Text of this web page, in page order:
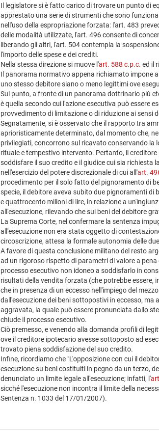
Il legislatore si è fatto carico di trovare un punto di
apprestato una serie di strumenti che sono
nell'uso della espropriazione forzata: l'art. 483
delle modalità utilizzate, l'art. 496 consente di
liberando gli altri, l'art. 504 contempla la
l'importo delle spese e dei crediti.
Nella stessa direzione si muove l'art. 588 c.p.c. ed il
Il panorama normativo appena richiamato impone
uno stesso debitore siano o meno legittimi ove
Sul punto, a fronte di un panorama dottrinario più
è quella secondo cui l'azione esecutiva può essere
provvedimento di limitazione o di riduzione ai sensi
Segnatamente, si è osservato che il rapporto tra
aprioristicamente determinato, dal momento che,
privilegiati, concorrono sul ricavato conservando la
rituale e tempestivo intervento. Pertanto, il
soddisfare il suo credito e il giudice cui sia richiesta
nell'esercizio del potere discrezionale di cui all'art.
procedimento per il solo fatto del pignoramento di
specie, il debitore aveva subito due pignoramenti
e quattrocento milioni di lire, in relazione a
all'esecuzione, rilevando che sui beni del debitore
La Suprema Corte, nel confermare la sentenza
all'esecuzione non era stata oggetto di
circoscrizione, attesa la formale autonomia delle
A favore di questa conclusione militano del resto
ad un rigoroso rispetto di parametri di valore a
processo esecutivo non idoneo a soddisfarlo in
risultati della vendita forzata (che potrebbe
che in presenza di un eccesso nell'impiego del
dall'esecuzione dei beni sottopostivi in eccesso,
aggravata, la quale può essere pronunciata dallo
chiude il processo esecutivo.
Ciò premesso, e venendo alla domanda profili di
ove il creditore ipotecario avesse sottoposto ad
trovato piena soddisfazione del suo credito.
Infine, ricordiamo che "L'opposizione con cui il
esecuzione su beni costituiti in pegno da un terzo,
denunciato un limite legale all'esecuzione; infatti, l'
sicché l'esecuzione non incontra il limite della
Sentenza n. 1033 del 17/01/2007).